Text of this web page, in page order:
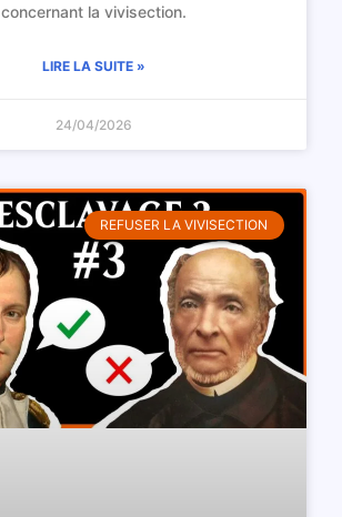
concernant la vivisection.
LIRE LA SUITE »
24/04/2026
REFUSER LA VIVISECTION